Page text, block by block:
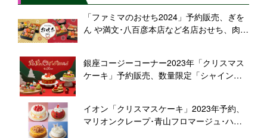
「ファミマのおせち2024」予約販売、ぎを
ん や満文･八百彦本店など名店おせち、肉づ
銀座コージーコーナー2023年「クリスマス
ケーキ」予約販売、数量限定「シャインマ
日」など、予約特典は「オリジナルクリス
マスケーキ皿」
イオン「クリスマスケーキ」2023年予約、
マリオンクレープ･青山フロマージュ･ハー